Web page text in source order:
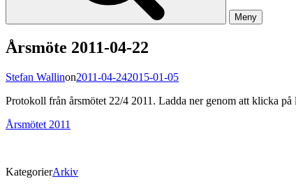
Meny
Årsmöte 2011-04-22
Stefan Wallinon2011-04-242015-01-05
Protokoll från årsmötet 22/4 2011. Ladda ner genom att klicka på
Årsmötet 2011
KategorierArkiv